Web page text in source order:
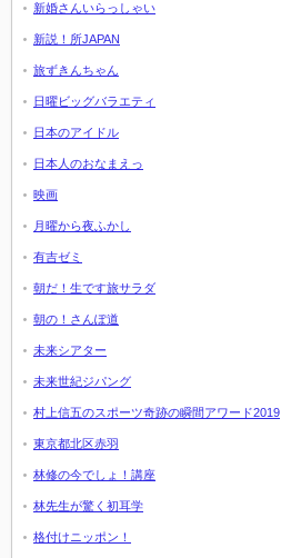
新婚さんいらっしゃい
新説！所JAPAN
旅ずきんちゃん
日曜ビッグバラエティ
日本のアイドル
日本人のおなまえっ
映画
月曜から夜ふかし
有吉ゼミ
朝だ！生です旅サラダ
朝の！さんぽ道
未来シアター
未来世紀ジパング
村上信五のスポーツ奇跡の瞬間アワード2019
東京都北区赤羽
林修の今でしょ！講座
林先生が驚く初耳学
格付けニッポン！